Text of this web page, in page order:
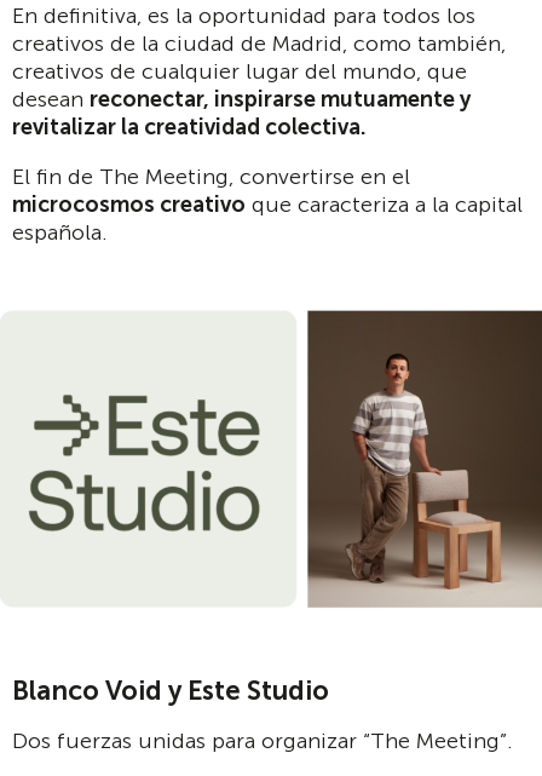
En definitiva, es la oportunidad para todos los
creativos de la ciudad de Madrid, como también,
creativos de cualquier lugar del mundo, que
desean reconectar, inspirarse mutuamente y
revitalizar la creatividad colectiva.
El fin de The Meeting, convertirse en el
microcosmos creativo que caracteriza a la capital
española.
Blanco Void y Este Studio
Dos fuerzas unidas para organizar “The Meeting”.